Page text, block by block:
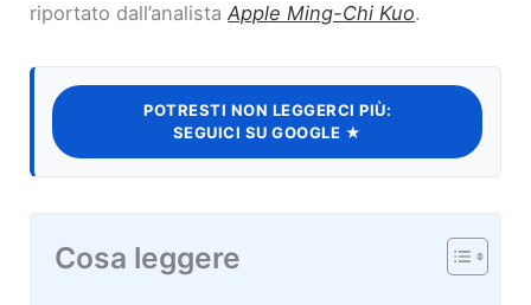
riportato dall’analistaApple Ming-Chi Kuo.
POTRESTI NON LEGGERCI PIÙ:
SEGUICI SU GOOGLE ★
Cosa leggere